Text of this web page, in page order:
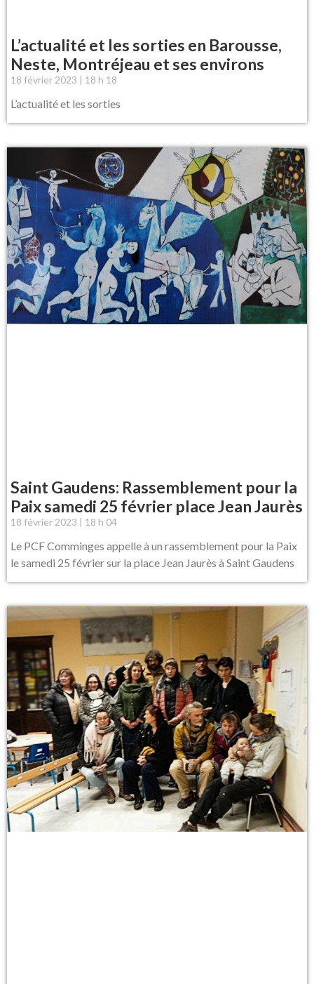
L’actualité et les sorties en Barousse,
Neste, Montréjeau et ses environs
18 février 2023 18 h 18
L’actualité et les sorties
Saint Gaudens: Rassemblement pour la
Paix samedi 25 février place Jean Jaurès
18 février 2023 18 h 04
Le PCF Comminges appelle à un rassemblement pour la Paix
le samedi 25 février sur la place Jean Jaurès à Saint Gaudens